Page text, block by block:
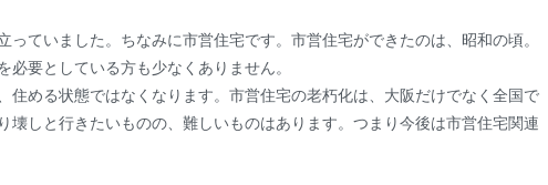
っていました。ちなみに市営住宅です。市営住宅ができたのは、昭和の頃。
要としている方も少なくありません。
住める状態ではなくなります。市営住宅の老朽化は、大阪だけでなく全国で
壊しと行きたいものの、難しいものはあります。つまり今後は市営住宅関連